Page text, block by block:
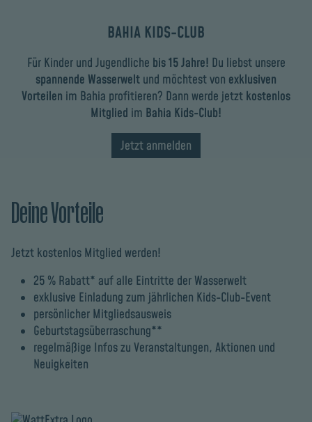
BAHIA KIDS-CLUB
Für Kinder und Jugendliche bis 15 Jahre! Du liebst unsere
spannende Wasserwelt und möchtest von exklusiven
Vorteilen im Bahia profitieren? Dann werde jetzt kostenlos
Mitglied im Bahia Kids-Club!
Jetzt anmelden
Deine Vorteile
Jetzt kostenlos Mitglied werden!
25 % Rabatt* auf alle Eintritte der Wasserwelt
exklusive Einladung zum jährlichen Kids-Club-Event
persönlicher Mitgliedsausweis
Geburtstagsüberraschung**
regelmäßige Infos zu Veranstaltungen, Aktionen und
Neuigkeiten